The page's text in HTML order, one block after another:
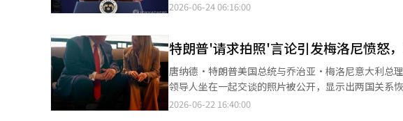
出：“韩国能够在国际社会中扩大角色，离不开外交
我。”展现了扩大沟通的意愿。 当天的活动中，驻韩
国家的常驻大使和30个国际组织的代表出席。主桌
（EU）、教廷、智利和摩洛哥的代表。总统府表示
此次晚宴是李总统自去年12月正式回归青瓦台以来，
也曾邀请外交团在青瓦台迎宾馆举行晚宴。 此次晚宴
2026-06-24 06:16:00
特朗普'请求拍照'言论引发梅洛尼愤怒
唐纳德·特朗普美国总统与乔治亚·梅洛尼意大利总
领导人坐在一起交谈的照片被公开，显示出两国关
引发了新的冲突。 冲突的起因是6月17日在法国埃维昂举行的G7峰会期间，意大利总理办公室公开的一张照片。照片
2026-06-22 16:40:00